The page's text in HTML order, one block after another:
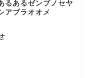
るあるゼンブノセヤ
アブラオオメ